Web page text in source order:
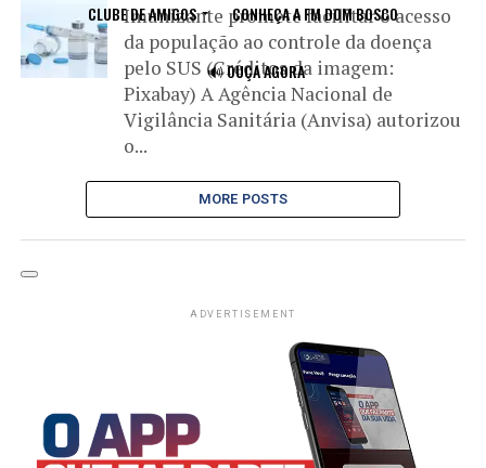
CLUBE DE AMIGOS CONHEÇA A FM DOM BOSCO
🔊 OUÇA AGORA
Imunizante promete facilitar o acesso
da população ao controle da doença
pelo SUS (Créditos da imagem:
Pixabay) A Agência Nacional de
Vigilância Sanitária (Anvisa) autorizou
o...
MORE POSTS
ADVERTISEMENT